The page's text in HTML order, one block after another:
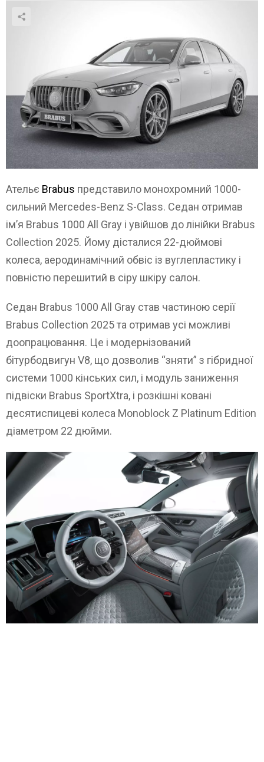
Ательє Brabus представило монохромний 1000-
сильний Mercedes-Benz S-Class. Седан отримав
ім’я Brabus 1000 All Gray і увійшов до лінійки Brabus
Collection 2025. Йому дісталися 22-дюймові
колеса, аеродинамічний обвіс із вуглепластику і
повністю перешитий в сіру шкіру салон.
Седан Brabus 1000 All Gray став частиною серії
Brabus Collection 2025 та отримав усі можливі
доопрацювання. Це і модернізований
бітурбодвигун V8, що дозволив “зняти” з гібридної
системи 1000 кінських сил, і модуль заниження
підвіски Brabus SportXtra, і розкішні ковані
десятиспицеві колеса Monoblock Z Platinum Edition
діаметром 22 дюйми.